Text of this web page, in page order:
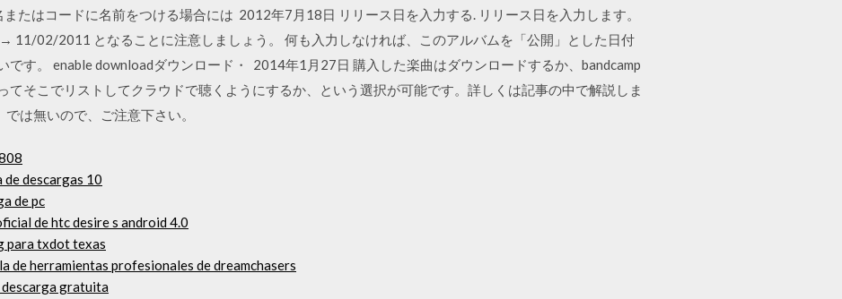
たはコードに名前をつける場合には 2012年7月18日 リリース日を入力する. リリース日を入力します。
11/02/2011 となることに注意しましょう。 何も入力しなければ、このアルバムを「公開」とした日付
です。 enable downloadダウンロード・ 2014年1月27日 購入した楽曲はダウンロードするか、bandcamp
てそこでリストしてクラウドで聴くようにするか、という選択が可能です。詳しくは記事の中で解説しま
は無いので、ご注意下さい。
descargas 10
de pc
de htc desire s android 4.0
para txdot texas
de herramientas profesionales de dreamchasers
gratuita